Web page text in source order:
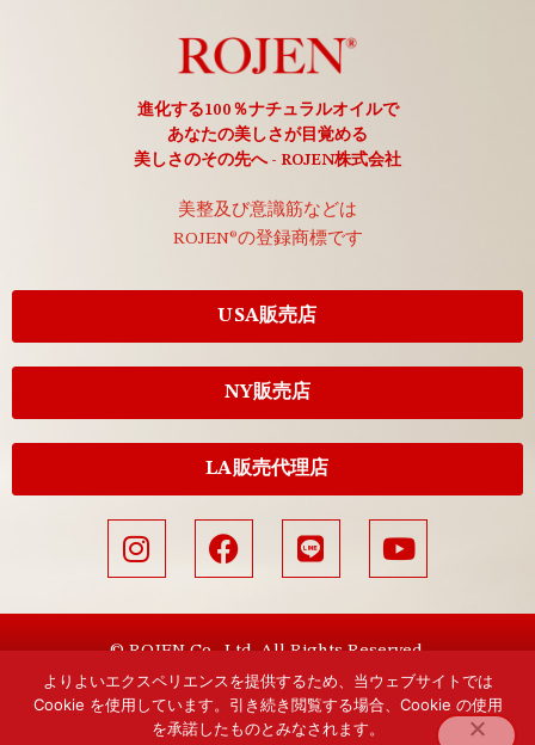
進化する100％ナチュラルオイルで
あなたの美しさが目覚める
美しさのその先へ - ROJEN株式会社
美整及び意識筋などは
ROJEN®の登録商標です
USA販売店
NY販売店
LA販売代理店
© ROJEN Co., Ltd. All Rights Reserved.
よりよいエクスペリエンスを提供するため、当ウェブサイトでは
Cookie を使用しています。引き続き閲覧する場合、Cookie の使用
を承諾したものとみなされます。